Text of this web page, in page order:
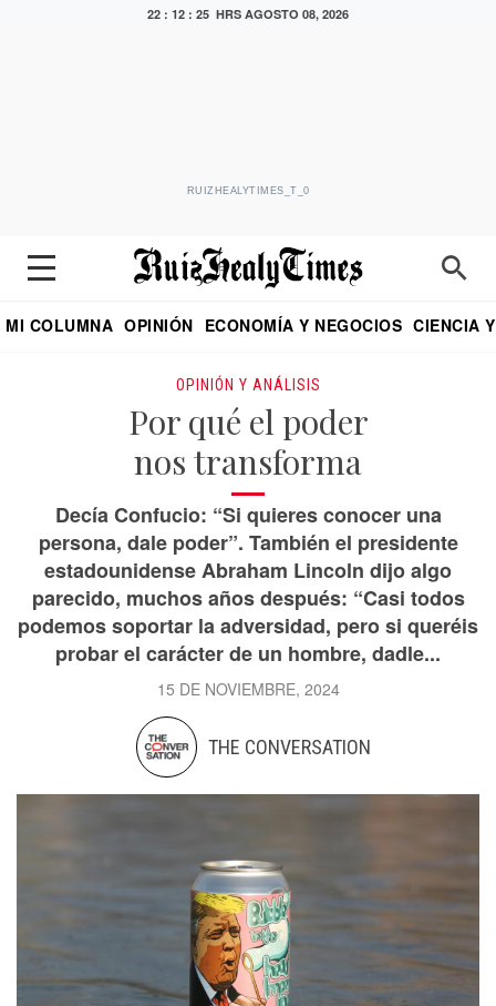
22 : 12 : 26 HRS AGOSTO 08, 2026
RUIZHEALYTIMES_T_0
MI COLUMNA OPINIÓN ECONOMÍA Y NEGOCIOS CIENCIA
OPINIÓN Y ANÁLISIS
Por qué el poder
nos transforma
Decía Confucio: “Si quieres conocer una
persona, dale poder”. También el presidente
estadounidense Abraham Lincoln dijo algo
parecido, muchos años después: “Casi todos
podemos soportar la adversidad, pero si queréis
probar el carácter de un hombre, dadle...
15 DE NOVIEMBRE, 2024
THE CONVERSATION